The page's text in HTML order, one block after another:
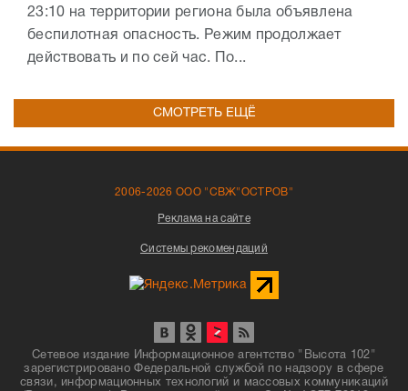
23:10 на территории региона была объявлена
беспилотная опасность. Режим продолжает
действовать и по сей час. По...
СМОТРЕТЬ ЕЩЁ
2006-2026 ООО "СВЖ"ОСТРОВ"
Реклама на сайте
Системы рекомендаций
Сетевое издание Информационное агентство "Высота 102"
зарегистрировано Федеральной службой по надзору в сфере
связи, информационных технологий и массовых коммуникаций